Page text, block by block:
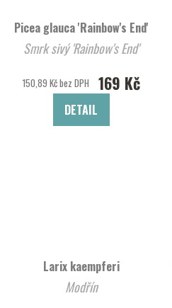
Picea glauca 'Rainbow's End'
Smrk sivý 'Rainbow's End'
150,89 Kč bez DPH 169 Kč
DETAIL
Larix kaempferi
Modřín